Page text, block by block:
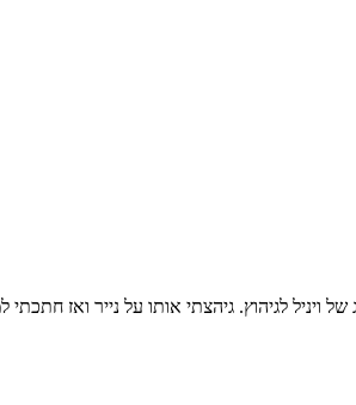
ויניל לגיהוץ. גיהצתי אותו על נייר ואז